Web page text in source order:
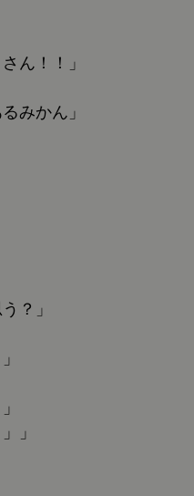
ん！！」
みかん」
？」
」